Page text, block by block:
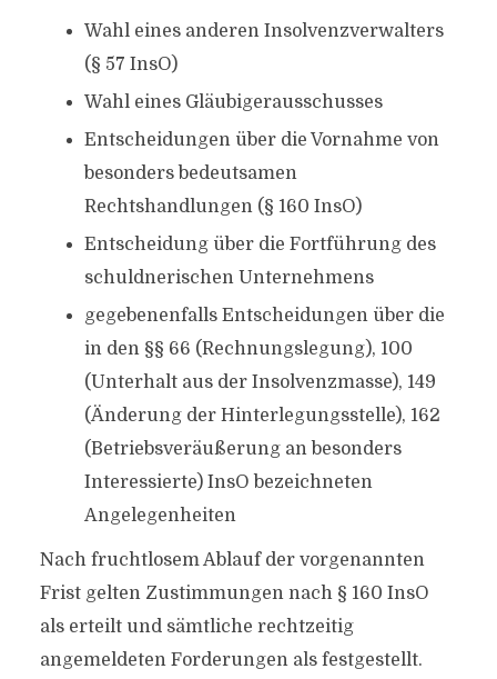
Wahl eines anderen Insolvenzverwalters
(§ 57 InsO)
Wahl eines Gläubigerausschusses
Entscheidungen über die Vornahme von
besonders bedeutsamen
Rechtshandlungen (§ 160 InsO)
Entscheidung über die Fortführung des
schuldnerischen Unternehmens
gegebenenfalls Entscheidungen über die
in den §§ 66 (Rechnungslegung), 100
(Unterhalt aus der Insolvenzmasse), 149
(Änderung der Hinterlegungsstelle), 162
(Betriebsveräußerung an besonders
Interessierte) InsO bezeichneten
Angelegenheiten
Nach fruchtlosem Ablauf der vorgenannten
Frist gelten Zustimmungen nach § 160 InsO
als erteilt und sämtliche rechtzeitig
angemeldeten Forderungen als festgestellt.